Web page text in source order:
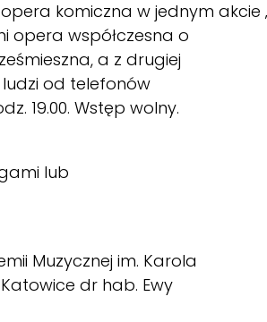
komiczna w jednym akcie
opera współczesna o
a z drugiej
od telefonów
19.00. Wstęp wolny.
lub
Muzycznej im. Karola
dr hab. Ewy